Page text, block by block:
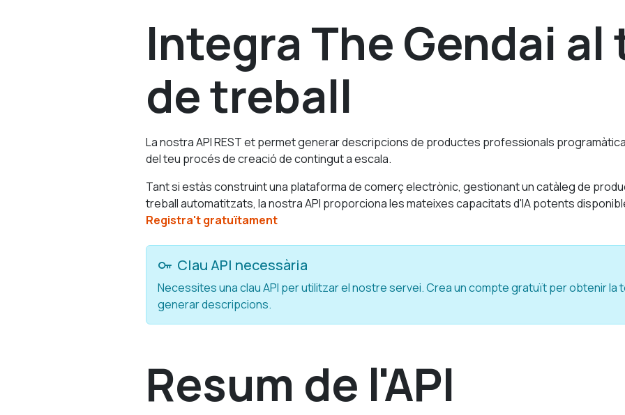
Integra The Gendai
de treball
La nostra API REST et permet generar descripcions de productes professionals
del teu procés de creació de contingut a escala.
Tant si estàs construint una plataforma de comerç electrònic, gestionant un catàleg de
treball automatitzats, la nostra API proporciona les mateixes capacitats d'IA potents
Registra't gratuïtament
Clau API necessària
Necessites una clau API per utilitzar el nostre servei. Crea un compte gratuït per obtenir la
generar descripcions.
Resum de l'API